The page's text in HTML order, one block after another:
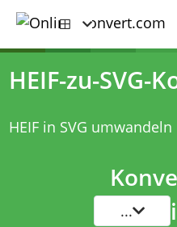
HEIF-zu-SVG-
HEIF in SVG umwandeln
...